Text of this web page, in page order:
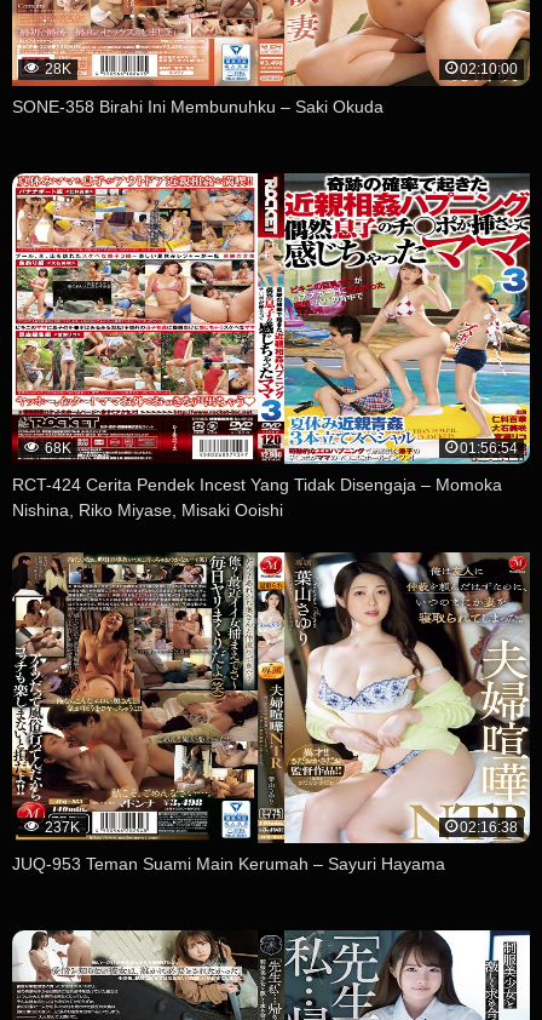
28K 02:10:00
SONE-358 Birahi Ini Membunuhku – Saki Okuda
68K 01:56:54
RCT-424 Cerita Pendek Incest Yang Tidak Disengaja – Momoka
Nishina, Riko Miyase, Misaki Ooishi
237K 02:16:38
JUQ-953 Teman Suami Main Kerumah – Sayuri Hayama